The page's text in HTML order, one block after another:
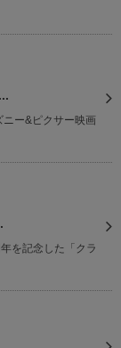
ー&ピクサー映画
を記念した「クラ